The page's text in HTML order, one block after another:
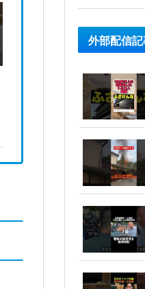
外部配信記